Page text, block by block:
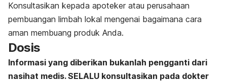
Konsultasikan kepada apoteker atau perusahaan
pembuangan limbah lokal mengenai bagaimana cara
aman membuang produk Anda.
Dosis
Informasi yang diberikan bukanlah pengganti dari
nasihat medis. SELALU konsultasikan pada dokter